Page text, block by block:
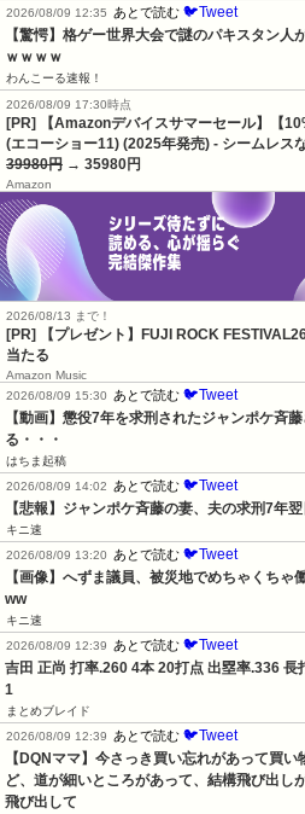
2026/08/09 12:35
あとで読む 🐦Tweet
【驚愕】格ゲー世界大会で謎のパキスタン
ｗｗｗｗ
わんこーる速報！
2026/08/09 17:30時点
[PR] 【Amazonデバイスサマーセール】【
(エコーショー11) (2025年発売) - シームレス
39980円 → 35980円
Amazon
2026/08/13 まで！
[PR] 【プレゼント】FUJI ROCK
当たる
Amazon Music
2026/08/09 15:30
あとで読む 🐦Tweet
【動画】懲役7年を求刑されたジャンポケ斉
る・・・
はちま起稿
2026/08/09 14:02
あとで読む 🐦Tweet
【悲報】ジャンポケ斉藤の妻、夫の求刑7年
キニ速
2026/08/09 13:20
あとで読む 🐦Tweet
【画像】へずま議員、被災地でめちゃくちゃ
ww
キニ速
2026/08/09 12:39
あとで読む 🐦Tweet
吉田 正尚 打率.260 4本 20打点 出塁率.336
1
まとめブレイド
2026/08/09 12:39
あとで読む 🐦Tweet
【DQNママ】今さっき買い忘れがあって買
ど、道が細いところがあって、結構飛び出し
飛び出して